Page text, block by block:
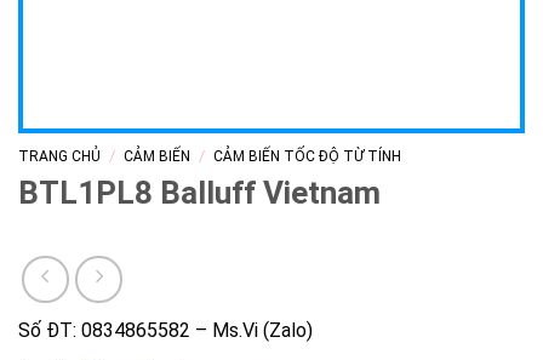
TRANG CHỦ / CẢM BIẾN / CẢM BIẾN TỐC ĐỘ TỪ TÍNH
BTL1PL8 Balluff Vietnam
Số ĐT: 0834865582 – Ms.Vi (Zalo)